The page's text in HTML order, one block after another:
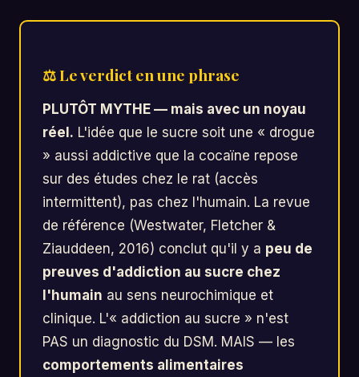
⚖ Le verdict en une phrase
PLUTÔT MYTHE — mais avec un noyau
réel. L'idée que le sucre soit une « drogue
» aussi addictive que la cocaïne repose
sur des études chez le rat (accès
intermittent), pas chez l'humain. La revue
de référence (Westwater, Fletcher &
Ziauddeen, 2016) conclut qu'il y a peu de
preuves d'addiction au sucre chez
l'humain au sens neurochimique et
clinique. L'« addiction au sucre » n'est
PAS un diagnostic du DSM. MAIS — les
comportements alimentaires